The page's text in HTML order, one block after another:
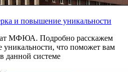
и повышение уникальности
МФЮА. Подробно расскажем
что поможет вам
данной системе